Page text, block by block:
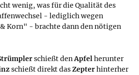
wenig, was für die Qualität des
- lediglich wegen
Korn" - brachte dann den nötigen
schießt denApfelherunter
schießt direkt dasZepterhinterher